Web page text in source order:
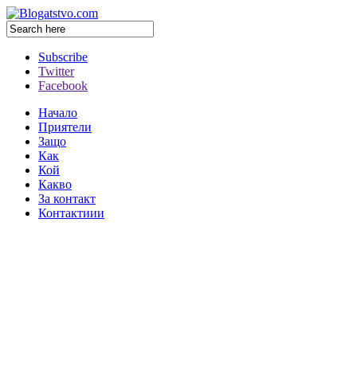
Subscribe
Twitter
Facebook
Начало
Приятели
Защо
Как
Кой
Какво
За контакт
Контактиии